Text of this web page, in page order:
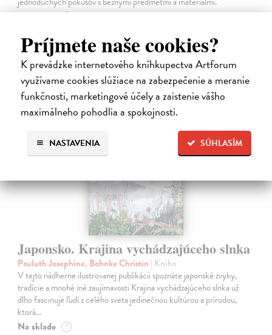
Príjmete naše cookies?
K prevádzke internetového kníhkupectva Artforum
využívame cookies slúžiace na zabezpečenie a meranie
funkčnosti, marketingové účely a zaistenie vášho
maximálneho pohodlia a spokojnosti.
SÚHLASÍM
NASTAVENIA
Na sklade
14,20 €
14,95 € ?
Japonsko. Krajina vychádzajúceho slnka
Pauluth Josephine, Bohnke Christin | Kniha
V tejto nádherne ilustrovanej publikácii spoznáte japonské zvyky,
tradície a mnohé iné zaujímavosti Krajina vychádzajúceho slnka už
dlho fascinuje ľudí z celého sveta jedinečnou kultúrou a prírodou,
ktorá…
Na sklade ?